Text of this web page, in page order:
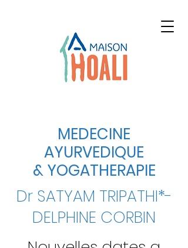
MEDECINE
AYURVEDIQUE
& YOGATHERAPIE
Dr SATYAM TRIPATHI*-
DELPHINE CORBIN